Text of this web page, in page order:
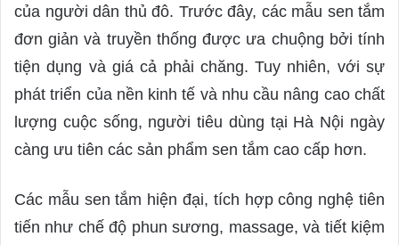
của người dân thủ đô. Trước đây, các mẫu sen tắm
đơn giản và truyền thống được ưa chuộng bởi tính
tiện dụng và giá cả phải chăng. Tuy nhiên, với sự
phát triển của nền kinh tế và nhu cầu nâng cao chất
lượng cuộc sống, người tiêu dùng tại Hà Nội ngày
càng ưu tiên các sản phẩm sen tắm cao cấp hơn.
Các mẫu sen tắm hiện đại, tích hợp công nghệ tiên
tiến như chế độ phun sương, massage, và tiết kiệm